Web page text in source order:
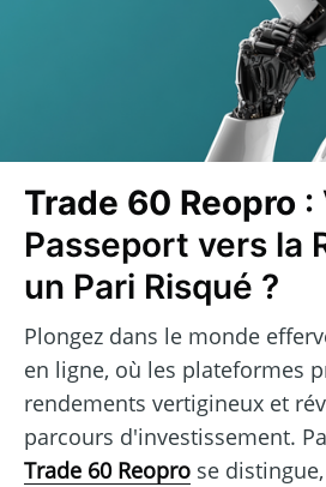
Trade 60 Reopro :
Passeport vers la
un Pari Risqué ?
Plongez dans le monde
en ligne, où les plateformes
rendements vertigineux et
parcours d'investissement.
Trade 60 Reopro se